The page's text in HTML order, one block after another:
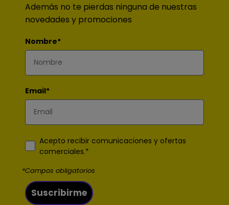
Además no te pierdas ninguna de nuestras
novedades y promociones
Nombre*
Email*
Acepto recibir comunicaciones y ofertas
comerciales.*
*Campos obligatorios
Suscribirme